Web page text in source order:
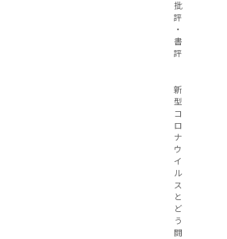
批
評
・
書
評
新
型
コ
ロ
ナ
ウ
イ
ル
ス
と
ど
う
闘